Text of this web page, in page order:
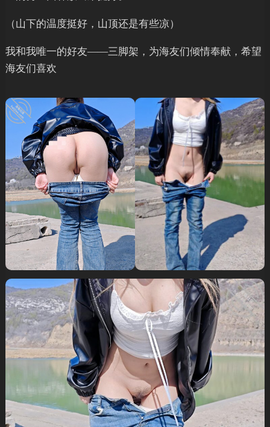
（山下的温度挺好，山顶还是有些凉）
我和我唯一的好友——三脚架，为海友们倾情奉献，希望
海友们喜欢